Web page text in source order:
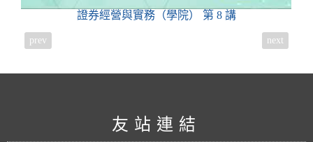
證券經營與實務（學院） 第 8 講
prev next
友站連結